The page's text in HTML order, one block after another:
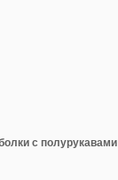
с полурукавами